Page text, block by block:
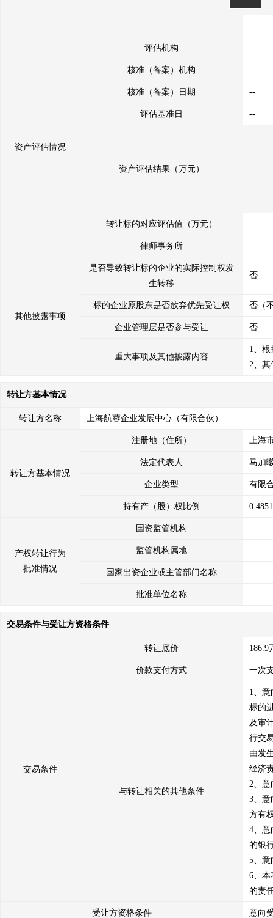
资产评估情况
评估机构
核准（备案）机构
核准（备案）日期 --
评估基准日 --
资产评估结果（万元）
转让标的对应评估值（万元）
律师事务所
其他披露事项
是否导致转让标的企业的实际控制权发
生转移
否
标的企业原股东是否放弃优先受让权 否（
企业管理层是否参与受让 否
重大事项及其他披露内容
1、
2、其
转让方基本情况
转让方名称 上海航蓉企业发展中心（有限合伙）
转让方基本情况
注册地（住所） 上海
法定代表人 马加
企业类型 有限
持有产（股）权比例
产权转让行为
批准情况
国资监管机构
监管机构属地
国家出资企业或主管部门名称
批准单位名称
交易条件与受让方资格条件
交易条件
转让底价 186.9
价款支付方式 一次
与转让相关的其他条件
1、
标的
及审
行交
由发
经济
2、意
3、意
方有
4、意
的银
5、意
6、本
的责
受让方资格条件 意向